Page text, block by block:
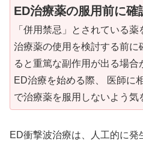
ED治療薬の服用前に確
「併用禁忌」とされている
治療薬の使用を検討する前に
ると重篤な副作用が出る場合
ED治療を始める際、 医師に
で治療薬を服用しないよう気
ED衝撃波治療は、人工的に